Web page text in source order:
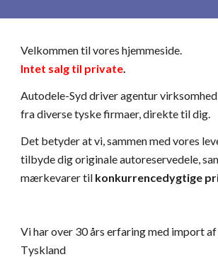
Intet salg til private.
Autodele-Syd driver agentur
fra diverse tyske firmaer, direkte til dig.
Det betyder at vi, sammen med vores
tilbyde dig originale autoreservedele,
mærkevarer til konkurrencedygtige
Tyskland